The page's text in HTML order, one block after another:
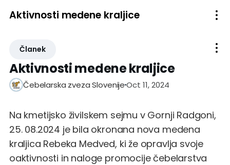
Aktivnosti medene kraljice
Članek
Aktivnosti medene kraljice
Čebelarska zveza SlovenijeOct 11, 2024
Na kmetijsko živilskem sejmu v Gornji Radgoni,
25. 08.2024 je bila okronana nova medena
kraljica Rebeka Medved, ki že opravlja svoje
oaktivnosti in naloge promocije čebelarstva